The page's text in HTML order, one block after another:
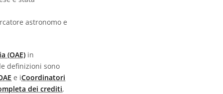
astronomo e
(OAE) in
definizioni sono
e iCoordinatori
dei crediti,